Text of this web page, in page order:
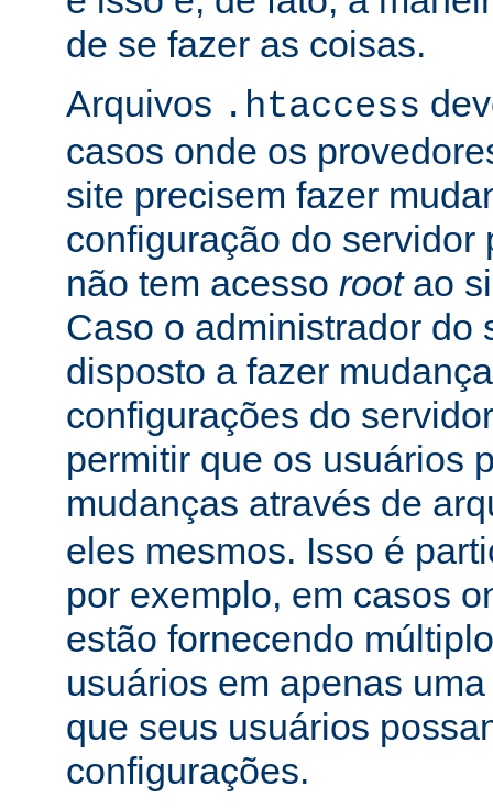
de se fazer as coisas.
Arquivos .htaccess
casos onde os
site precisem fazer
configuração do servidor
não tem acesso rootao
Caso o administrador do
disposto a fazer
configurações do
permitir que os usuários
mudanças através de
eles mesmos. Isso é
por exemplo, em casos
estão fornecendo
usuários em apenas
que seus usuários
configurações.